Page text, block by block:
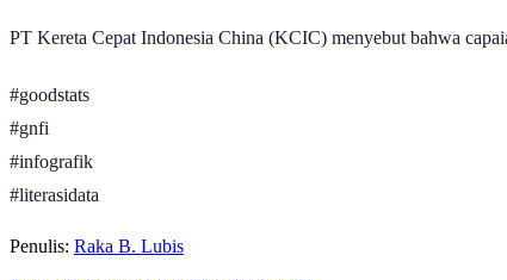
PT Kereta Cepat Indonesia China (KCIC) menyebut bahwa
#goodstats
#gnfi
#infografik
#literasidata
Penulis: Raka B. Lubis